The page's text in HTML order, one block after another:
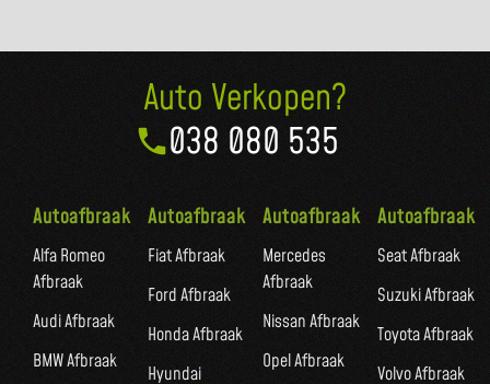
Auto Verkopen?
038 080 535
Autoafbraak
Alfa Romeo
Afbraak
Audi Afbraak
BMW Afbraak
Autoafbraak
Fiat Afbraak
Ford Afbraak
Honda Afbraak
Hyundai
Autoafbraak
Mercedes
Afbraak
Nissan Afbraak
Opel Afbraak
Autoafbraak
Seat Afbraak
Suzuki Afbraak
Toyota Afbraak
Volvo Afbraak